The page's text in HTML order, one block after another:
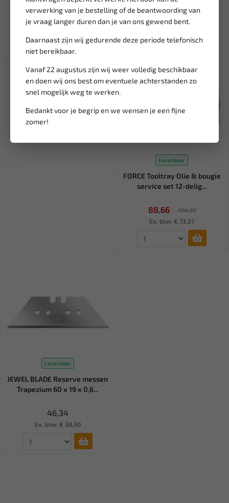
verwerking van je bestelling of de beantwoording van
je vraag langer duren dan je van ons gewend bent.
Daarnaast zijn wij gedurende deze periode telefonisch
niet bereikbaar.
Vanaf 22 augustus zijn wij weer volledig beschikbaar
en doen wij ons best om eventuele achterstanden zo
snel mogelijk weg te werken.
Bedankt voor je begrip en we wensen je een fijne
zomer!
144,18
169,62
1.644,57
Leverbaar
FORCE Tooltray Olie & bougie
service set 12-delig...
88,66
104,30
Ex. btw: € 73,27
Leverbaar
JEWEL BLADE Reserve messen
Trapezium 60 x 19 x 0,6...
46,34
Ex. btw: € 38,30